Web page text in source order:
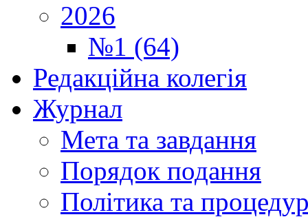
2026
№1 (64)
Редакційна колегія
Журнал
Мета та завдання
Порядок подання
Політика та